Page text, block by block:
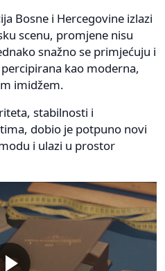
Bosne i Hercegovine izlazi
scenu, promjene nisu
snažno se primjećuju i
kao moderna,
imidžem.
stabilnosti i
dobio je potpuno novi
i ulazi u prostor